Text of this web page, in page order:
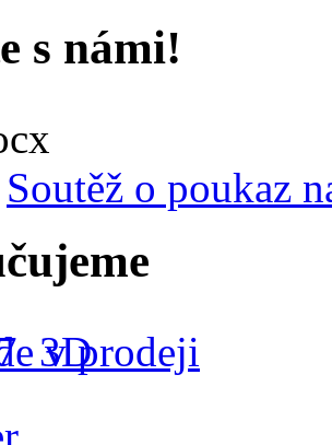
s námi!
Soutěž o poukaz
v prodeji